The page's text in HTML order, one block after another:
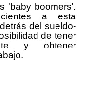
'baby boomers'.
a esta
del sueldo-
de tener
y obtener